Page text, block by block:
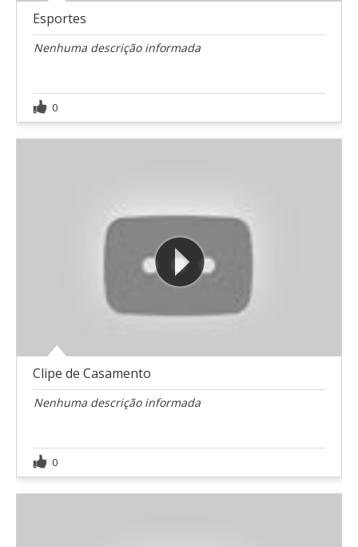
Esportes
Nenhuma descrição informada
0
Clipe de Casamento
Nenhuma descrição informada
0